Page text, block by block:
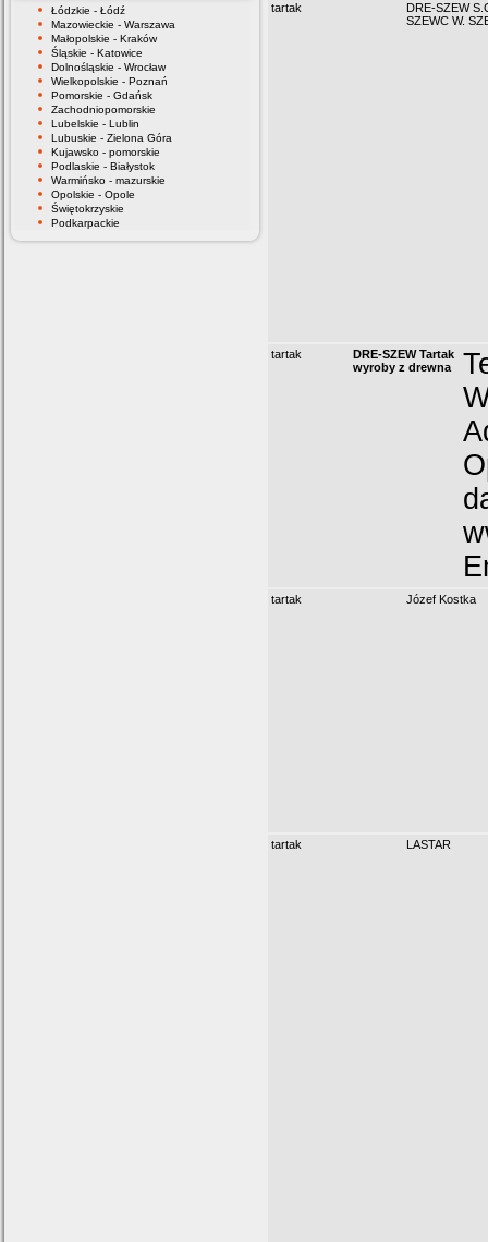
Łódzkie - Łódź
Mazowieckie - Warszawa
Małopolskie - Kraków
Śląskie - Katowice
Dolnośląskie - Wrocław
Wielkopolskie - Poznań
Pomorskie - Gdańsk
Zachodniopomorskie
Lubelskie - Lublin
Lubuskie - Zielona Góra
Kujawsko - pomorskie
Podlaskie - Białystok
Warmińsko - mazurskie
Opolskie - Opole
Świętokrzyskie
Podkarpackie
tartak
DRE-SZEW
SZEWC W.
tartak
DRE-SZEW Tartak
wyroby z drewna
tartak Józef Kostka
tartak LASTAR